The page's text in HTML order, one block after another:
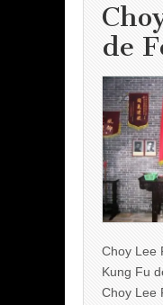
de
Choy Lee
Kung Fu
Choy Lee